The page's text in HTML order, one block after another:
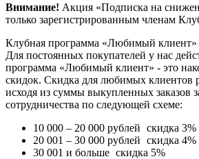
Внимание! Акция «Подписка на
только зарегистрированным членам
Клубная программа «Любимый клиент»
Для постоянных покупателей у нас
программа «Любимый клиент» - это
скидок. Скидка для любимых клиентов
исходя из суммы выкупленных заказов
сотрудничества по следующей схеме:
10 000 – 20 000 рублей скидка 3%
20 001 – 30 000 рублей скидка 4%
30 001 и больше скидка 5%